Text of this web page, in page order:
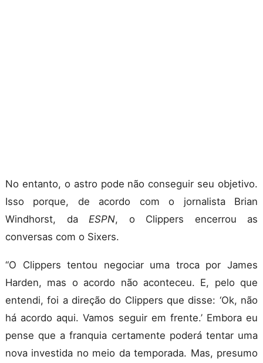
No entanto, o astro pode não conseguir seu objetivo.
Isso porque, de acordo com o jornalista Brian
Windhorst, da ESPN, o Clippers encerrou as
conversas com o Sixers.
“O Clippers tentou negociar uma troca por James
Harden, mas o acordo não aconteceu. E, pelo que
entendi, foi a direção do Clippers que disse: ‘Ok, não
há acordo aqui. Vamos seguir em frente.’ Embora eu
pense que a franquia certamente poderá tentar uma
nova investida no meio da temporada. Mas, presumo